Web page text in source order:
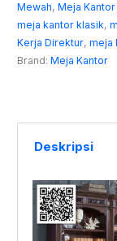
Mewah,Meja Kantor
meja kantor klasik,
Kerja Direktur,meja
Brand:Meja Kantor
Deskripsi